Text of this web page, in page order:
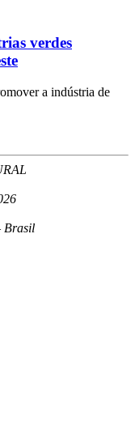
verdes
a indústria de
Brasil